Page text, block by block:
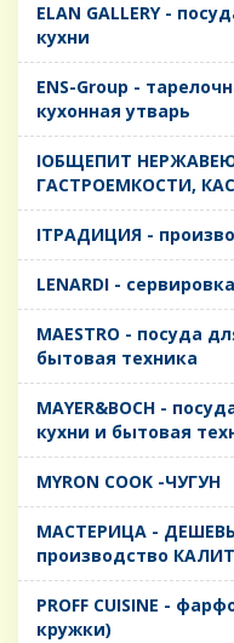
ELAN GALLERY -
кухни
ENS-Group -
кухонная утварь
IОБЩЕПИТ
ГАСТРОЕМКОСТИ,
IТРАДИЦИЯ -
LENARDI -
MAESTRO - посуда
бытовая техника
MAYER&BOCH -
кухни и бытовая
MYRON COOK -ЧУГУН
MАСТЕРИЦА -
производство
PROFF CUISINE -
кружки)